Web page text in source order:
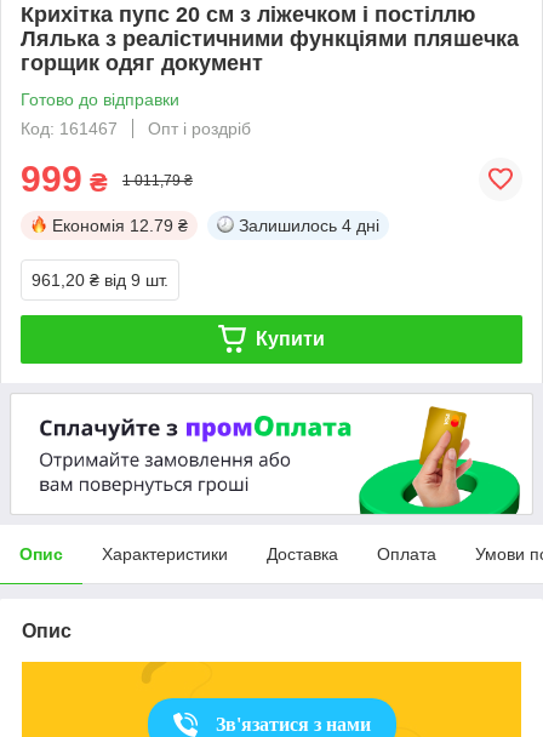
Крихітка пупс 20 см з ліжечком і постіллю
Лялька з реалістичними функціями пляшечка
горщик одяг документ
Готово до відправки
Код: 161467
Опт і роздріб
999 ₴ 1 011,79 ₴
Економія 12.79 ₴ Залишилось 4 дні
961,20 ₴ від 9 шт.
Купити
Опис Характеристики Доставка Оплата Умови
Опис
Зв'язатися з нами